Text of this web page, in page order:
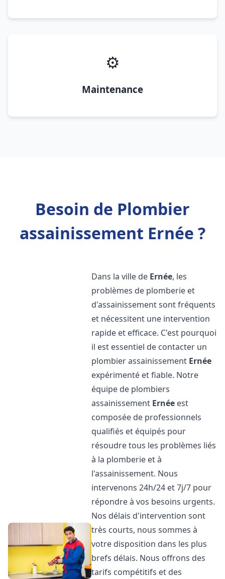
⚙️
Maintenance
Besoin de Plombier
assainissement Ernée ?
Dans la ville de Ernée, les
problèmes de plomberie et
d'assainissement sont fréquents
et nécessitent une intervention
rapide et efficace. C'est pourquoi
il est essentiel de contacter un
plombier assainissement Ernée
expérimenté et fiable. Notre
équipe de plombiers
assainissement Ernée est
composée de professionnels
qualifiés et équipés pour
résoudre tous les problèmes liés
à la plomberie et à
l'assainissement. Nous
intervenons 24h/24 et 7j/7 pour
répondre à vos besoins urgents.
Nos délais d'intervention sont
très courts, nous sommes à
votre disposition dans les plus
brefs délais. Nous offrons des
tarifs compétitifs et des